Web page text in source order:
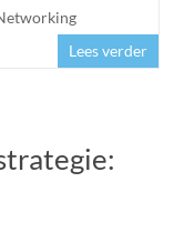
Lees verder